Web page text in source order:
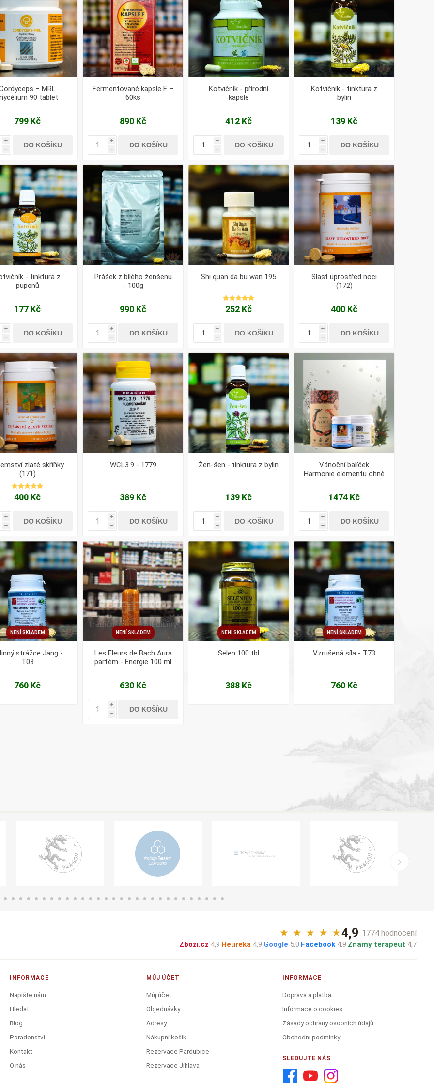
– MRL
90 tablet
799 Kč
i
h
DO KOŠÍKU
Fermentované kapsle F –
60ks
890 Kč
i
h
DO KOŠÍKU
Kotvičník - přírodní
kapsle
412 Kč
i
h
DO KOŠÍKU
Kotvičník - tinktura z
bylin
139 Kč
i
h
DO KOŠÍKU
- tinktura z
pupenů
177 Kč
i
h
DO KOŠÍKU
Prášek z bílého ženšenu
- 100g
990 Kč
i
h
DO KOŠÍKU
Shi quan da bu wan 195
252 Kč
i
h
DO KOŠÍKU
Slast uprostřed noci
(172)
400 Kč
i
h
DO KOŠÍKU
zlaté skříňky
(171)
400 Kč
i
h
DO KOŠÍKU
WCL3.9 - 1779
389 Kč
i
h
DO KOŠÍKU
Žen-šen - tinktura z bylin
139 Kč
i
h
DO KOŠÍKU
Vánoční balíček
Harmonie elementu ohně
1474 Kč
i
h
DO KOŠÍKU
NENÍ SKLADEM
strážce Jang -
T03
760 Kč
NENÍ SKLADEM
Les Fleurs de Bach Aura
parfém - Energie 100 ml
630 Kč
i
h
DO KOŠÍKU
NENÍ SKLADEM
Selen 100 tbl
388 Kč
NENÍ SKLADEM
Vzrušená síla - T73
760 Kč
★ ★ ★ ★ ★4,9· 1774 hodnocení
Zboží.cz 4,9·Heureka 4,9·Google 5,0·Facebook 4,9·Známý terapeut 4,7
INFORMACE
Napište nám
Hledat
Blog
Poradenství
Kontakt
O nás
MŮJ ÚČET
Můj účet
Objednávky
Adresy
Nákupní košík
Rezervace Pardubice
Rezervace Jihlava
INFORMACE
Doprava a platba
Informace o cookies
Zásady ochrany osobních údajů
Obchodní podmínky
SLEDUJTE NÁS